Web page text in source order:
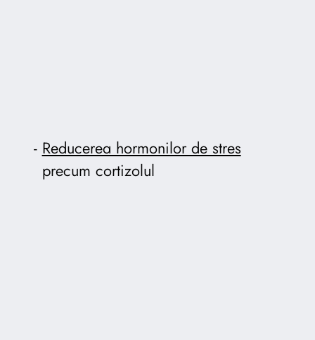
Reducerea hormonilor de stres
precum cortizolul